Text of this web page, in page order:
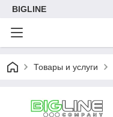
BIGLINE
Товары и услуги